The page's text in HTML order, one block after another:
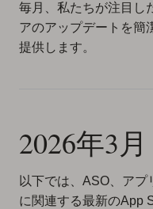
毎月、私たちが注目し
アのアップデートを簡
提供します。
2026年3月
以下では、ASO、ア
に関連する最新のApp